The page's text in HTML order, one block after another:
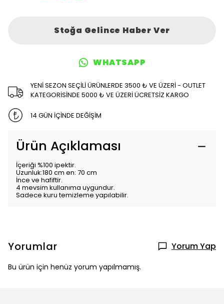
Stoğa Gelince Haber Ver
WHATSAPP
YENİ SEZON SEÇİLİ ÜRÜNLERDE 3500 ₺ VE ÜZERİ - OUTLET
KATEGORİSİNDE 5000 ₺ VE ÜZERİ ÜCRETSİZ KARGO
14 GÜN İÇİNDE DEĞİŞİM
Ürün Açıklaması
İçeriği %100 ipektir.
Uzunluk:180 cm en: 70 cm
İnce ve hafiftir.
4 mevsim kullanıma uygundur.
Sadece kuru temizleme yapılabilir.
Yorumlar Yorum Yap
Bu ürün için henüz yorum yapılmamış.